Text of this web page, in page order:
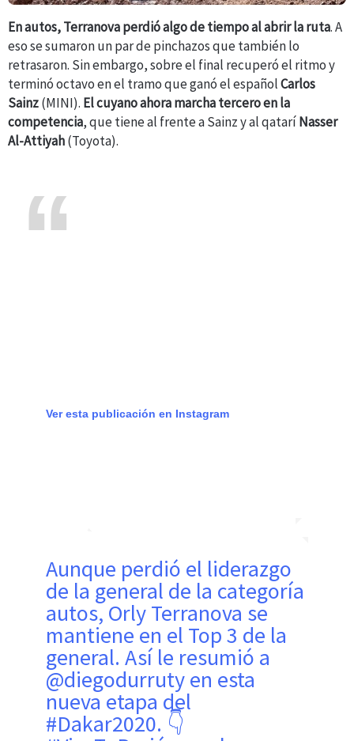
En autos, Terranova perdió algo de tiempo al abrir la ruta. A
eso se sumaron un par de pinchazos que también lo
retrasaron. Sin embargo, sobre el final recuperó el ritmo y
terminó octavo en el tramo que ganó el españolCarlos
Sainz(MINI). El cuyano ahora marcha tercero en la
competencia, que tiene al frente a Sainz y al qataríNasser
Al-Attiyah(Toyota).
Ver esta publicación en Instagram
Aunque perdió el liderazgo
de la general de la categoría
autos, Orly Terranova se
mantiene en el Top 3 de la
general. Así le resumió a
@diegodurruty en esta
nueva etapa del
#Dakar2020. 👇